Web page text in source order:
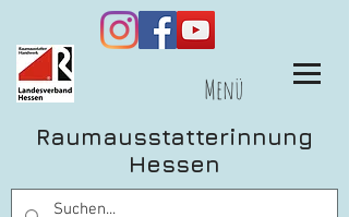
Menü
Raumausstatterinnung
Hessen